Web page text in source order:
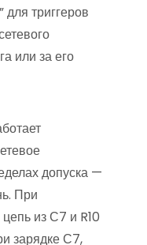
для триггеров
или за его
допуска —
При
из С7 и R10
зарядке С7,